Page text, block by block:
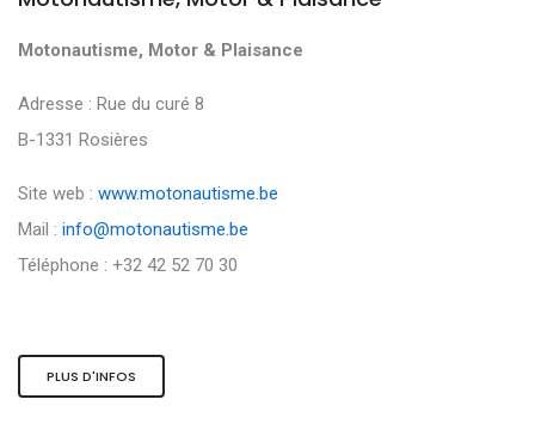
Motonautisme, Motor & Plaisance
Adresse : Rue du curé 8
B-1331 Rosières
Site web : www.motonautisme.be
Mail : info@motonautisme.be
Téléphone : +32 42 52 70 30
PLUS D'INFOS